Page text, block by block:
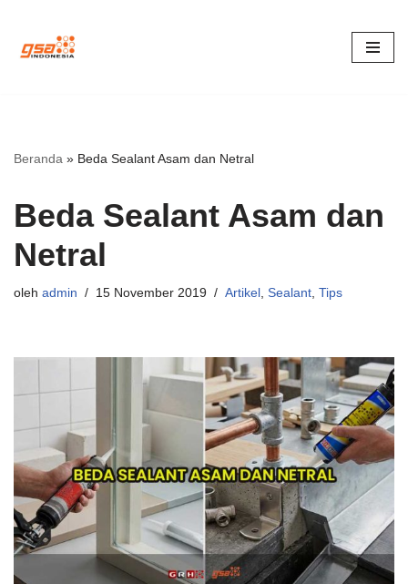
Lompat
Beranda » Beda Sealant Asam dan Netral
Beda Sealant Asam dan
Netral
oleh admin 15 November 2019 Artikel , Sealant, Tips